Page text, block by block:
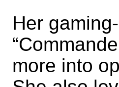
Her
more into